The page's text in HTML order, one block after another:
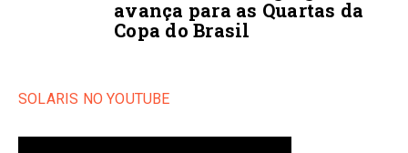
avança para as Quartas da
Copa do Brasil
SOLARIS NO YOUTUBE